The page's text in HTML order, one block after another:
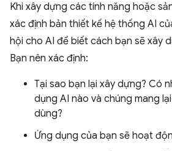
Khi xây dựng các tính năng hoặc
xác định bản thiết kế hệ thống AI
hội cho AI để biết cách bạn sẽ xây
Bạn nên xác định:
Tại sao bạn lại xây dựng? Có
dụng AI nào và chúng mang
dùng?
Ứng dụng của bạn sẽ hoạt